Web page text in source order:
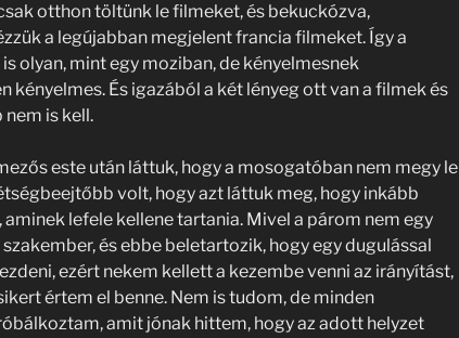
otthon töltünk le filmeket, és bekuckózva,
a legújabban megjelent francia filmeket. Így a
olyan, mint egy moziban, de kényelmesnek
kényelmes. És igazából a két lényeg ott van a filmek és
nem is kell.
este után láttuk, hogy a mosogatóban nem megy le
volt, hogy azt láttuk meg, hogy inkább
aminek lefele kellene tartania. Mivel a párom nem egy
és ebbe beletartozik, hogy egy dugulással
ezért nekem kellett a kezembe venni az irányítást,
értem el benne. Nem is tudom, de minden
amit jónak hittem, hogy az adott helyzet